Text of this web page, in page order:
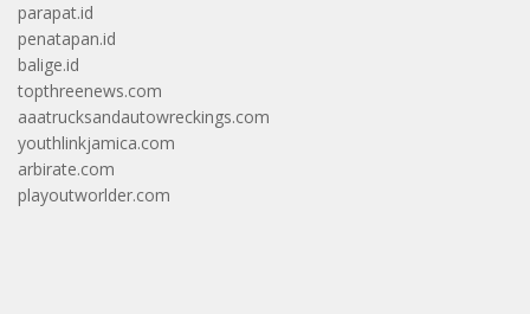
parapat.id
penatapan.id
balige.id
topthreenews.com
aaatrucksandautowreckings.com
youthlinkjamica.com
arbirate.com
playoutworlder.com